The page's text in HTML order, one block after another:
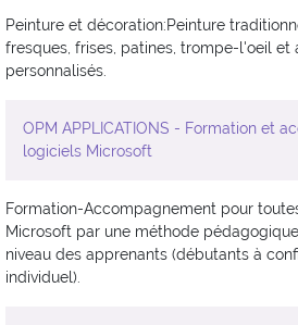
Peinture et décoration:Peinture
fresques, frises, patines, trompe-l'oeil et
personnalisés.
OPM APPLICATIONS - Formation et
logiciels Microsoft
Formation-Accompagnement pour
Microsoft par une méthode
niveau des apprenants (débutants à
individuel).